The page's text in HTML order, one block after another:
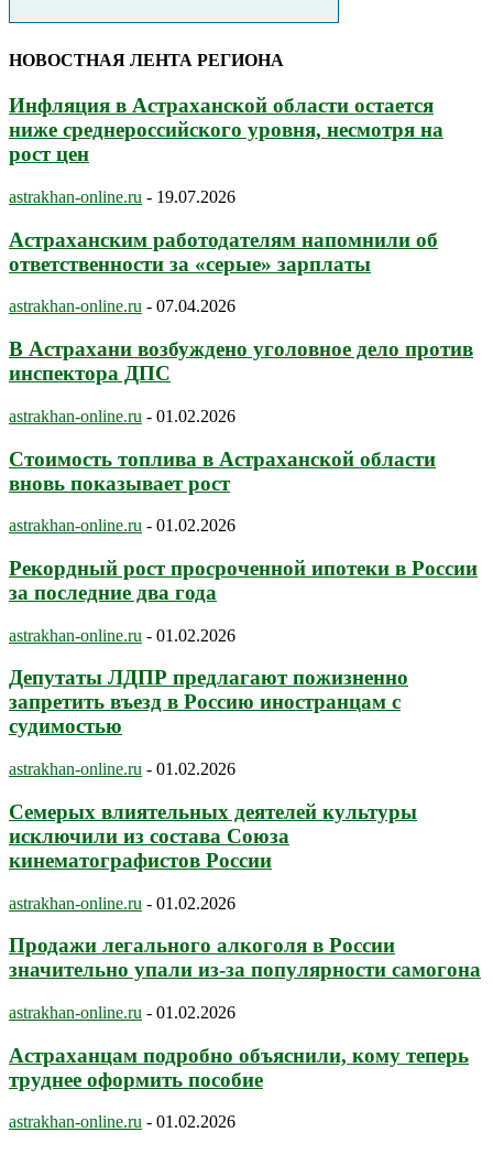
НОВОСТНАЯ ЛЕНТА РЕГИОНА
Инфляция в Астраханской области остается
ниже среднероссийского уровня, несмотря на
рост цен
astrakhan-online.ru - 19.07.2026
Астраханским работодателям напомнили об
ответственности за «серые» зарплаты
astrakhan-online.ru - 07.04.2026
В Астрахани возбуждено уголовное дело против
инспектора ДПС
astrakhan-online.ru - 01.02.2026
Стоимость топлива в Астраханской области
вновь показывает рост
astrakhan-online.ru - 01.02.2026
Рекордный рост просроченной ипотеки в России
за последние два года
astrakhan-online.ru - 01.02.2026
Депутаты ЛДПР предлагают пожизненно
запретить въезд в Россию иностранцам с
судимостью
astrakhan-online.ru - 01.02.2026
Семерых влиятельных деятелей культуры
исключили из состава Союза
кинематографистов России
astrakhan-online.ru - 01.02.2026
Продажи легального алкоголя в России
значительно упали из-за популярности самогона
astrakhan-online.ru - 01.02.2026
Астраханцам подробно объяснили, кому теперь
труднее оформить пособие
astrakhan-online.ru - 01.02.2026